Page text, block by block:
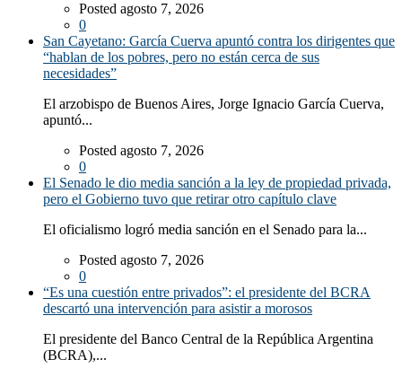
Posted agosto 7, 2026
0
San Cayetano: García Cuerva apuntó contra los dirigentes que
“hablan de los pobres, pero no están cerca de sus
necesidades”
El arzobispo de Buenos Aires, Jorge Ignacio García Cuerva,
apuntó...
Posted agosto 7, 2026
0
El Senado le dio media sanción a la ley de propiedad privada,
pero el Gobierno tuvo que retirar otro capítulo clave
El oficialismo logró media sanción en el Senado para la...
Posted agosto 7, 2026
0
“Es una cuestión entre privados”: el presidente del BCRA
descartó una intervención para asistir a morosos
El presidente del Banco Central de la República Argentina
(BCRA),...